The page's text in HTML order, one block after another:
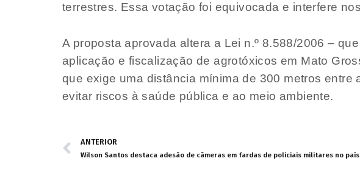
terrestres. Essa votação foi equivocada e interfere
A proposta aprovada altera a Lei n.º 8.588/2006 –
aplicação e fiscalização de agrotóxicos em Mato
que exige uma distância mínima de 300 metros
evitar riscos à saúde pública e ao meio ambiente.
ANTERIOR
Wilson Santos destaca adesão de câmeras em fardas de policiais militares no país